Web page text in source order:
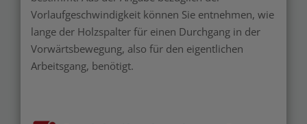
Vorlaufgeschwindigkeit können Sie entnehmen, wie
lange der Holzspalter für einen Durchgang in der
Vorwärtsbewegung, also für den eigentlichen
Arbeitsgang, benötigt.